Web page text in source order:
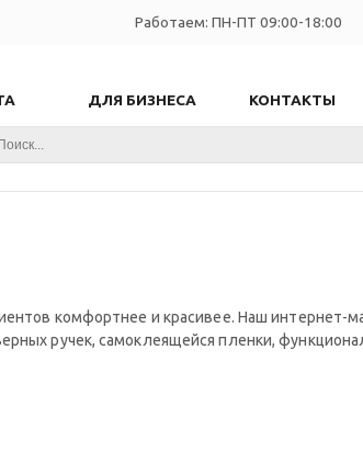
Работаем: ПН-ПТ 09:00-18:00
ДЛЯ БИЗНЕСА КОНТАКТЫ
комфортнее и красивее. Наш интернет-
ручек, самоклеящейся пленки,